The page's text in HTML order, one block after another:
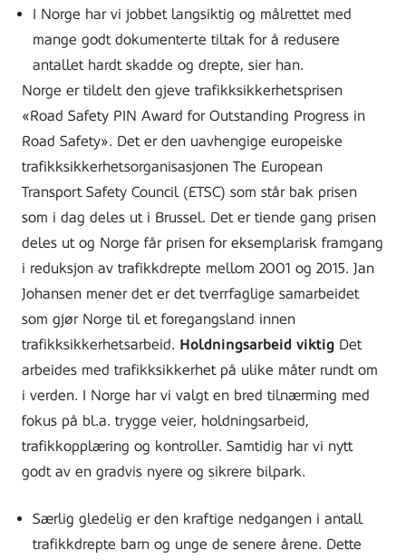
I Norge har vi jobbet langsiktig og målrettet med
mange godt dokumenterte tiltak for å redusere
antallet hardt skadde og drepte, sier han.
Norge er tildelt den gjeve trafikksikkerhetsprisen
«Road Safety PIN Award for Outstanding Progress in
Road Safety». Det er den uavhengige europeiske
trafikksikkerhetsorganisasjonen The European
Transport Safety Council (ETSC) som står bak prisen
som i dag deles ut i Brussel. Det er tiende gang prisen
deles ut og Norge får prisen for eksemplarisk framgang
i reduksjon av trafikkdrepte mellom 2001 og 2015. Jan
Johansen mener det er det tverrfaglige samarbeidet
som gjør Norge til et foregangsland innen
trafikksikkerhetsarbeid. Holdningsarbeid viktig Det
arbeides med trafikksikkerhet på ulike måter rundt om
i verden. I Norge har vi valgt en bred tilnærming med
fokus på bl.a. trygge veier, holdningsarbeid,
trafikkopplæring og kontroller. Samtidig har vi nytt
godt av en gradvis nyere og sikrere bilpark.
Særlig gledelig er den kraftige nedgangen i antall
trafikkdrepte barn og unge de senere årene. Dette